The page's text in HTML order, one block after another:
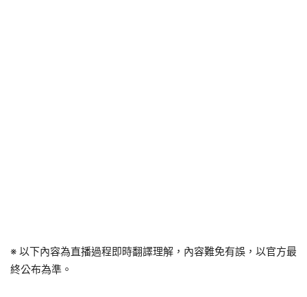
※ 以下內容為直播過程即時翻譯理解，內容難免有誤，以官方最
終公布為準。